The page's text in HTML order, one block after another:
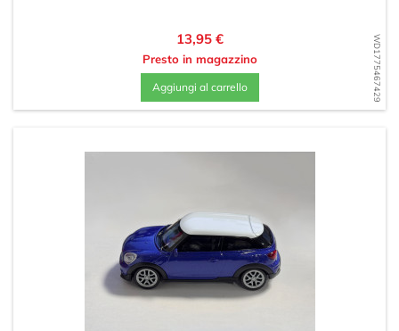
WD1775467429
Prezzo
13,95 €
Presto in magazzino
Aggiungi al carrello